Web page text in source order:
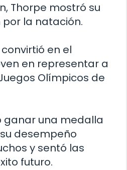
Thorpe mostró su
la natación.
convirtió en el
en representar a
Olímpicos de
ganar una medalla
desempeño
y sentó las
futuro.